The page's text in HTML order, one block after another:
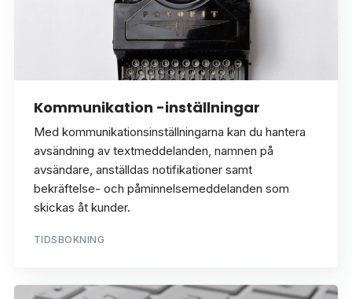
Kommunikation -inställningar
Med kommunikationsinställningarna kan du hantera
avsändning av textmeddelanden, namnen på
avsändare, anställdas notifikationer samt
bekräftelse- och påminnelsemeddelanden som
skickas åt kunder.
TIDSBOKNING